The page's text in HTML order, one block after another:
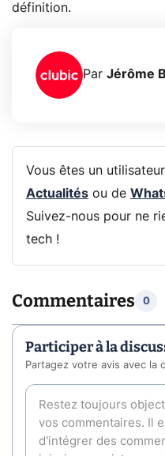
définition.
Par Jérôme
Vous êtes un
Actualitésou de
Suivez-nous pour ne
tech !
Commentaires 0
Participer à la
Partagez votre avis avec la